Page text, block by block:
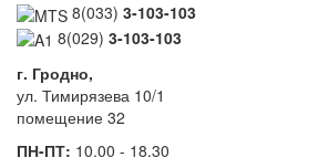
8(033) 3-103-103
8(029) 3-103-103
г. Гродно,
ул. Тимирязева 10/1
помещение 32
ПН-ПТ: 10.00 - 18.30